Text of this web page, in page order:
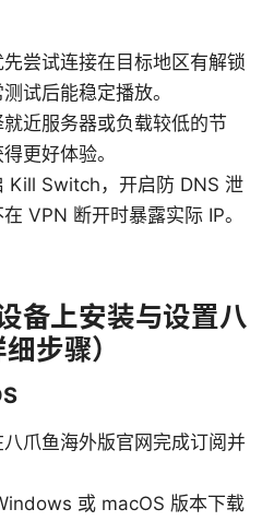
尝试连接在目标地区有解锁
试后能稳定播放。
近服务器或负载较低的节
更好体验。
Kill Switch，开启防 DNS 泄
VPN 断开时暴露实际 IP。
备上安装与设置八
步骤）
爪鱼海外版官网完成订阅并
或 macOS 版本下载